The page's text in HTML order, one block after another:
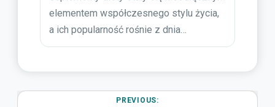
elementem współczesnego stylu życia,
a ich popularność rośnie z dnia…
PREVIOUS: